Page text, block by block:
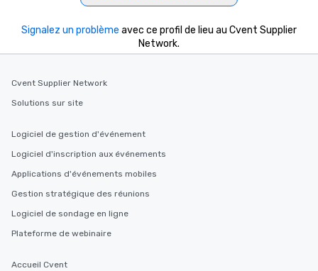
Signalez un problème avec ce profil de lieu au Cvent Supplier
Network.
Cvent Supplier Network
Solutions sur site
Logiciel de gestion d'événement
Logiciel d'inscription aux événements
Applications d'événements mobiles
Gestion stratégique des réunions
Logiciel de sondage en ligne
Plateforme de webinaire
Accueil Cvent